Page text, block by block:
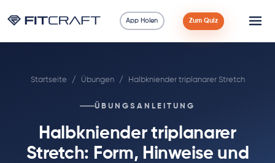
App Holen Zum Quiz
Ratgeber
90 Tage
Startseite / Übungen / Halbkniender triplanarer Stretch
ÜBUNGSANLEITUNG
Halbkniender triplanarer
Stretch: Form, Hinweise und